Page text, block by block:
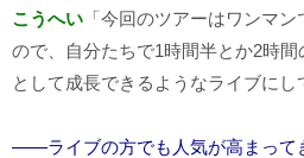
こうへい 「今回のツアーはワンマ
ので、自分たちで1時間半とか2時
として成長できるようなライブにし
――ライブの方でも人気が高まって